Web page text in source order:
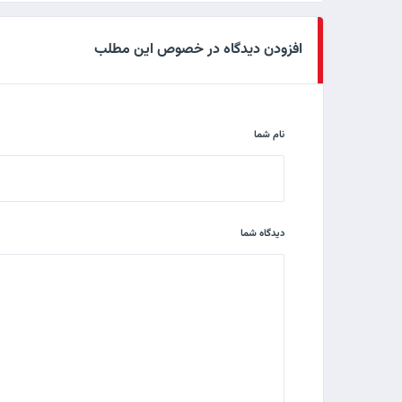
افزودن دیدگاه در خصوص این مطلب
نام شما
دیدگاه شما